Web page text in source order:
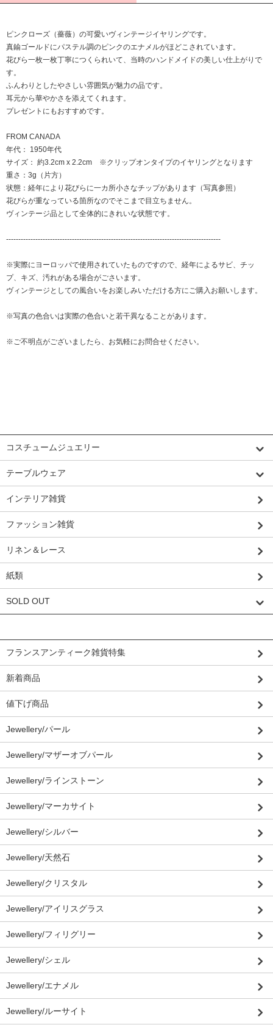
ピンクローズ（薔薇）の可愛いヴィンテージイヤリングです。
真鍮ゴールドにパステル調のピンクのエナメルがほどこされています。
花びら一枚一枚丁寧につくられいて、当時のハンドメイドの美しい仕上がりで
す。
ふんわりとしたやさしい雰囲気が魅力の品です。
耳元から華やかさを添えてくれます。
プレゼントにもおすすめです。
FROM CANADA
年代： 1950年代
サイズ： 約3.2cm x 2.2cm ※クリップオンタイプのイヤリングとなります
重さ：3g（片方）
状態：経年により花びらに一カ所小さなチップがあります（写真参照）
花びらが重なっている箇所なのでそこまで目立ちません。
ヴィンテージ品として全体的にきれいな状態です。
----------------------------------------------------------------------------------------
※実際にヨーロッパで使用されていたものですので、経年によるサビ、チッ
プ、キズ、汚れがある場合がごさいます。
ヴィンテージとしての風合いをお楽しみいただける方にご購入お願いします。
※写真の色合いは実際の色合いと若干異なることがあります。
※ご不明点がございましたら、お気軽にお問合せください。
コスチュームジュエリー
テーブルウェア
インテリア雑貨
ファッション雑貨
リネン＆レース
紙類
SOLD OUT
フランスアンティーク雑貨特集
新着商品
値下げ商品
Jewellery/パール
Jewellery/マザーオブパール
Jewellery/ラインストーン
Jewellery/マーカサイト
Jewellery/シルバー
Jewellery/天然石
Jewellery/クリスタル
Jewellery/アイリスグラス
Jewellery/フィリグリー
Jewellery/シェル
Jewellery/エナメル
Jewellery/ルーサイト